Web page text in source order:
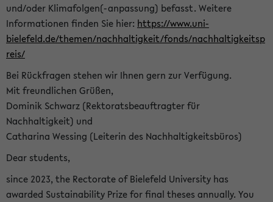
und/oder Klimafolgen(-anpassung) befasst. Weitere
Informationen finden Sie hier: https://www.uni-
bielefeld.de/themen/nachhaltigkeit/fonds/nachhaltigkeitsp
reis/
Bei Rückfragen stehen wir Ihnen gern zur Verfügung.
Mit freundlichen Grüßen,
Dominik Schwarz (Rektoratsbeauftragter für
Nachhaltigkeit) und
Catharina Wessing (Leiterin des Nachhaltigkeitsbüros)
Dear students,
since 2023, the Rectorate of Bielefeld University has
awarded Sustainability Prize for final theses annually. You